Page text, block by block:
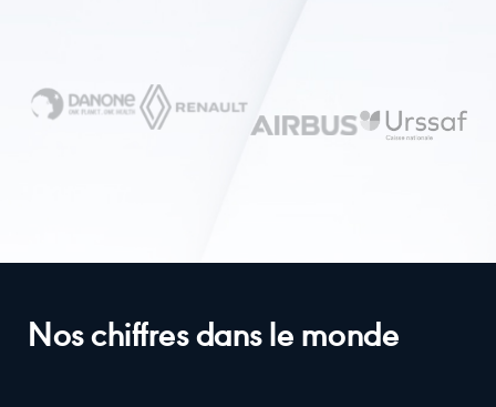
Nos chiffres dans le monde